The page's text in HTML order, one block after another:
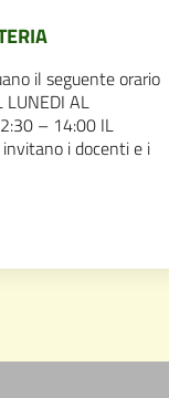
il seguente orario
AL
– 14:00 IL
i docenti e i